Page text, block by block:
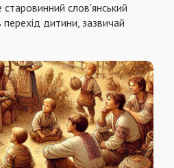
слов'янський
дитини, зазвичай